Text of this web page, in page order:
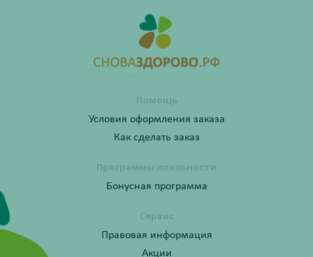
Помощь
Условия оформления заказа
Как сделать заказ
Программы лояльности
Бонусная программа
Сервис
Правовая информация
Акции